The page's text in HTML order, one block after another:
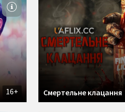
16+ Смертельне клацання